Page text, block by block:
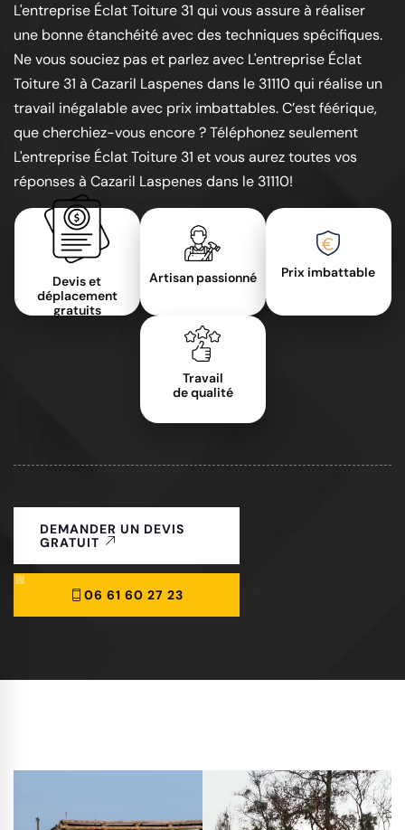
L'entreprise Éclat Toiture 31 qui vous assure à réaliser
une bonne étanchéité avec des techniques spécifiques.
Ne vous souciez pas et parlez avec L'entreprise Éclat
Toiture 31 à Cazaril Laspenes dans le 31110 qui réalise un
travail inégalable avec prix imbattables. C’est féérique,
que cherchiez-vous encore ? Téléphonez seulement
L'entreprise Éclat Toiture 31 et vous aurez toutes vos
réponses à Cazaril Laspenes dans le 31110!
Devis et
déplacement
gratuits
Artisan passionné Prix imbattable
Travail
de qualité
DEMANDER UN DEVIS
GRATUIT
06 61 60 27 23